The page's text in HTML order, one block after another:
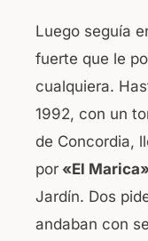
Luego seguía
fuerte que le
cualquiera.
1992, con un
de Concordia,
por «El
Jardín. Dos
andaban con